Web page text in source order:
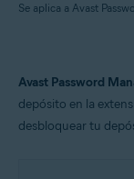
Se aplica a Avast
Productos:
Avast Password
Avast Password
depósito en la
desbloquear tu